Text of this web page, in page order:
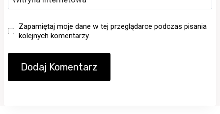
Zapamiętaj moje dane w tej przeglądarce podczas pisania
kolejnych komentarzy.